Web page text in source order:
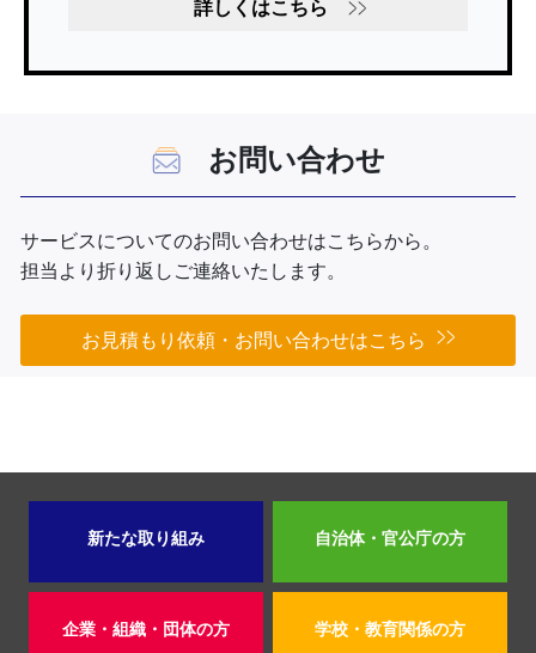
詳しくはこちら
お問い合わせ
サービスについてのお問い合わせはこちらから。
担当より折り返しご連絡いたします。
お見積もり依頼・お問い合わせはこちら
新たな取り組み 自治体・官公庁の方
企業・組織・団体の方 学校・教育関係の方